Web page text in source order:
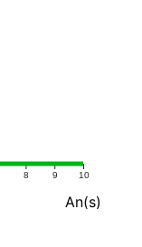
8 9 10
An(s)